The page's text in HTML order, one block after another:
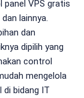
panel VPS gratis
lainnya.
dan
dipilih yang
control
mengelola
di bidang IT